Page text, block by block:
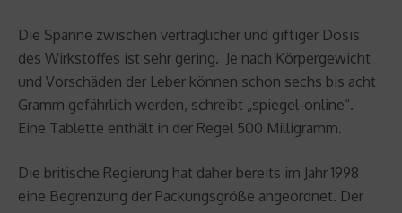
Die Spanne zwischen verträglicher und giftiger Dosis
des Wirkstoffes ist sehr gering. Je nach Körpergewicht
und Vorschäden der Leber können schon sechs bis acht
Gramm gefährlich werden, schreibt „spiegel-online“.
Eine Tablette enthält in der Regel 500 Milligramm.
Die britische Regierung hat daher bereits im Jahr 1998
eine Begrenzung der Packungsgröße angeordnet. Der